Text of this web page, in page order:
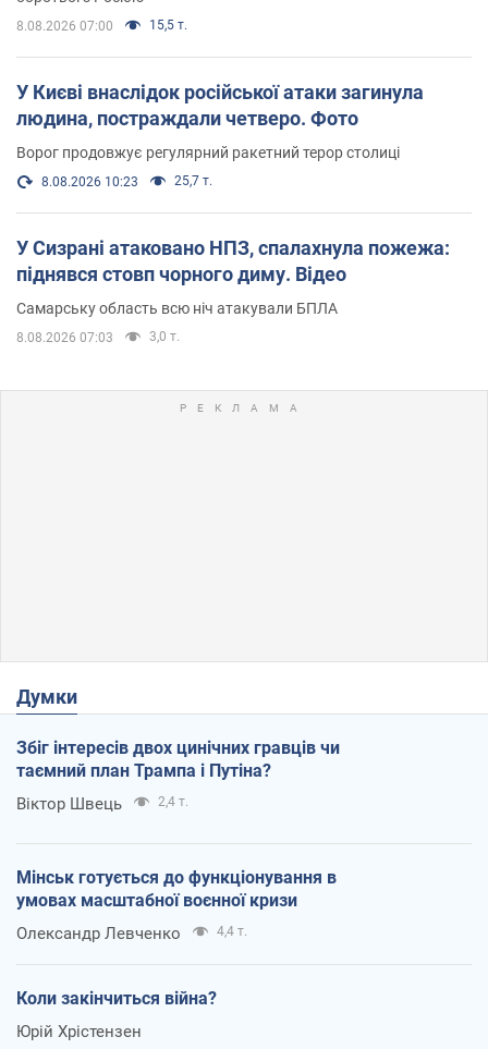
8.08.2026 07:00 15,5 т.
У Києві внаслідок російської атаки загинула
людина, постраждали четверо. Фото
Ворог продовжує регулярний ракетний терор столиці
8.08.2026 10:23 25,7 т.
У Сизрані атаковано НПЗ, спалахнула пожежа:
піднявся стовп чорного диму. Відео
Самарську область всю ніч атакували БПЛА
8.08.2026 07:03 3,0 т.
Думки
Збіг інтересів двох цинічних гравців чи
таємний план Трампа і Путіна?
Віктор Швець 2,4 т.
Мінськ готується до функціонування в
умовах масштабної воєнної кризи
Олександр Левченко 4,4 т.
Коли закінчиться війна?
Юрій Хрістензен